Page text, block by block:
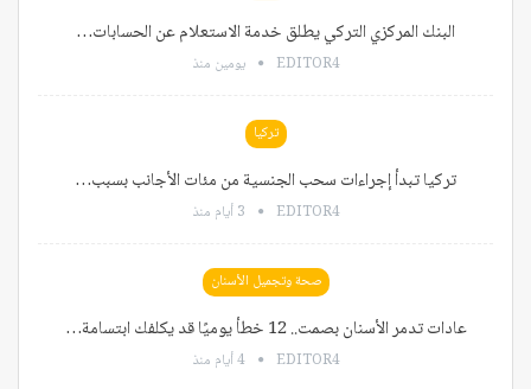
البنك المركزي التركي يطلق خدمة الاستعلام عن الحسابات…
EDITOR4 يومين منذ
تركيا
تركيا تبدأ إجراءات سحب الجنسية من مئات الأجانب بسبب…
EDITOR4 3 أيام منذ
صحة وتجميل الأسنان
عادات تدمر الأسنان بصمت.. 12 خطأ يوميًا قد يكلفك ابتسامة…
EDITOR4 4 أيام منذ